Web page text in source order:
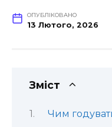
ОПУБЛІКОВАНО
13 Лютого, 2026
Зміст
Чим